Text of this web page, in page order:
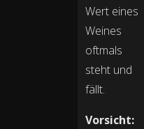
Wert eines
Weines
oftmals
steht und
fällt.
Vorsicht: